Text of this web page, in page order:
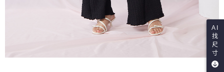
AI
找
尺
寸